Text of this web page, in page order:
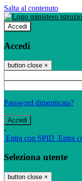
Salta al contenuto
Accedi
Accedi
button close ×
Password dimenticata?
-
Entra con SPID Entra
Seleziona utente
button close ×